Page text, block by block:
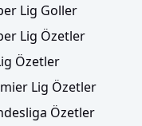
Lig Goller
Lig Özetler
Özetler
Lig Özetler
Özetler